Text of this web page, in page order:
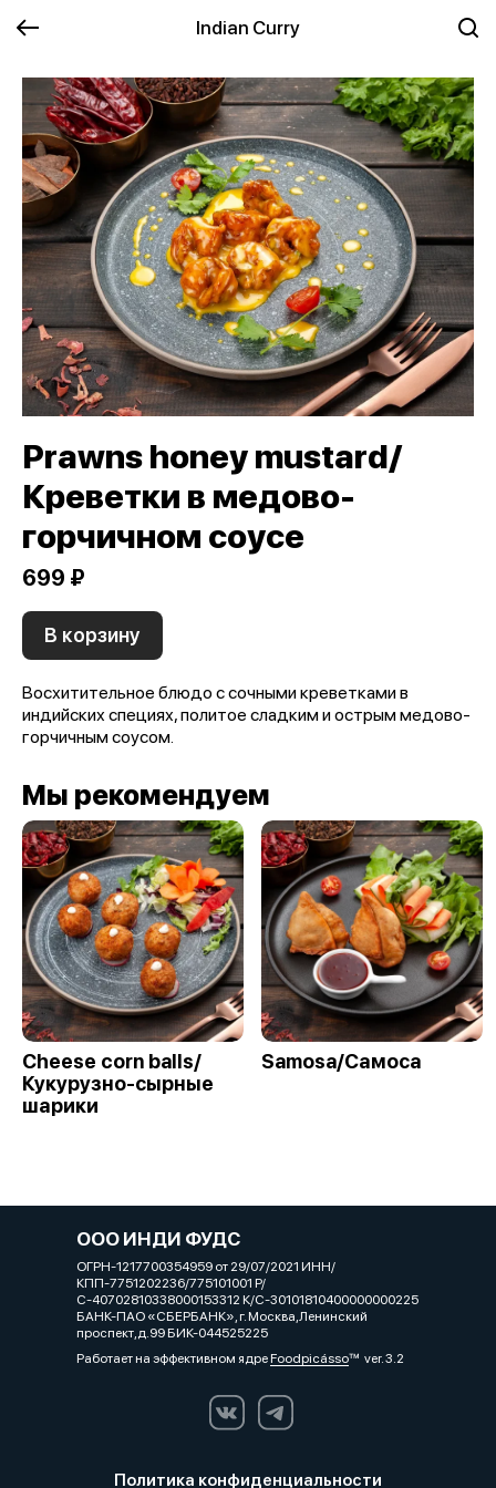
Indian Curry
Prawns honey mustard/
Креветки в медово-
горчичном соусе
699 ₽
В корзину
Восхитительное блюдо с сочными креветками в
индийских специях, политое сладким и острым медово-
горчичным соусом.
Мы рекомендуем
Cheese corn balls/
Кукурузно-сырные
шарики
Samosa/Самоса
ООО ИНДИ ФУДС
ОГРН-1217700354959 от 29/07/2021 ИНН/
КПП-7751202236/775101001 Р/
С-40702810338000153312 К/С-30101810400000000225
БАНК-ПАО «СБЕРБАНК», г. Москва,Ленинский
проспект,д.99 БИК-044525225
Работает на эффективном ядреFoodpicássover. 3.2
Политика конфиденциальности